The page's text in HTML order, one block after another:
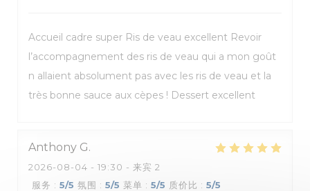
Accueil cadre super Ris de veau excellent Revoir
l’accompagnement des ris de veau qui a mon goût
n allaient absolument pas avec les ris de veau et la
très bonne sauce aux cèpes ! Dessert excellent
Anthony G
2026-08-04 - 19:30 - 来宾 2
服务 : 5/5 氛围 : 5/5 菜单 : 5/5 质价比 : 5/5